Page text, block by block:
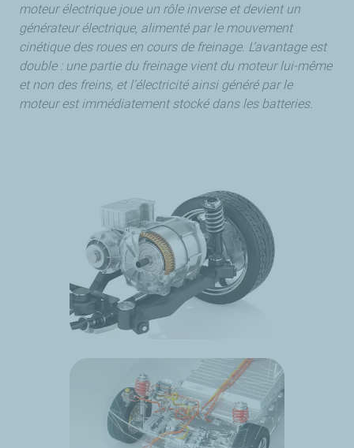
moteur électrique joue un rôle inverse et devient un
générateur électrique, alimenté par le mouvement
cinétique des roues en cours de freinage. L’avantage est
double : une partie du freinage vient du moteur lui-même
et non des freins, et l’électricité ainsi généré par le
moteur est immédiatement stocké dans les batteries.